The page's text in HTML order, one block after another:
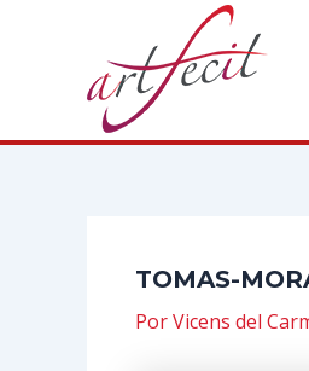
TOMAS-
PorVicens del